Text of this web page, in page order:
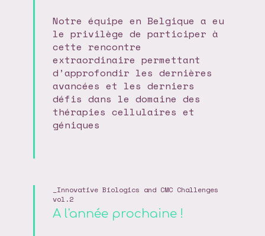
Notre équipe en Belgique a eu
le privilège de participer à
cette rencontre
extraordinaire permettant
d’approfondir les dernières
avancées et les derniers
défis dans le domaine des
thérapies cellulaires et
géniques
Innovative Biologics and CMC Challenges
vol.2
A l'année prochaine !